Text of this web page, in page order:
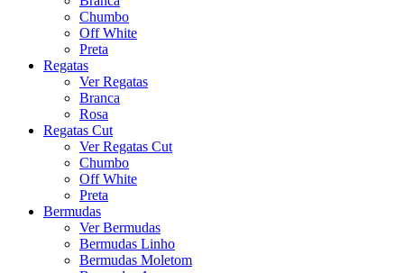
Chumbo
Off White
Preta
Regatas
Ver Regatas
Branca
Rosa
Regatas Cut
Ver Regatas Cut
Chumbo
Off White
Preta
Bermudas
Ver Bermudas
Bermudas Linho
Bermudas Moletom